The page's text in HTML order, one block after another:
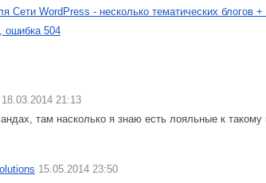
Сети WordPress - несколько тематических блогов
ошибка 504
18.03.2014 21:13
там насколько я знаю есть лояльные к такому
15.05.2014 23:50